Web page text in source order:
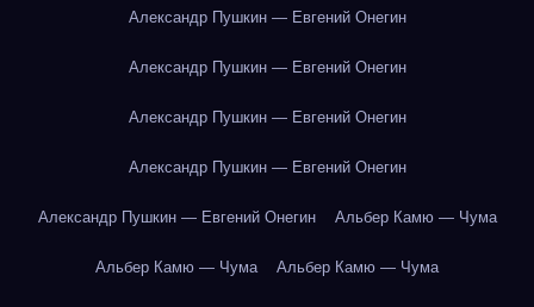
Александр Пушкин — Евгений Онегин
Александр Пушкин — Евгений Онегин
Александр Пушкин — Евгений Онегин
Александр Пушкин — Евгений Онегин
Александр Пушкин — Евгений Онегин Альбер Камю — Чума
Альбер Камю — Чума Альбер Камю — Чума